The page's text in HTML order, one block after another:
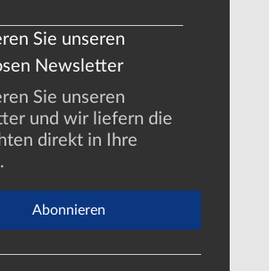
Sie unseren
Newsletter
Sie unseren
und wir liefern die
direkt in Ihre
Abonnieren